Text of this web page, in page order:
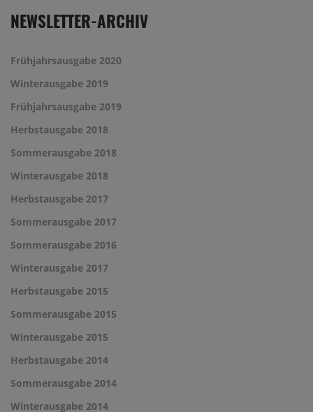
NEWSLETTER-ARCHIV
Frühjahrsausgabe 2020
Winterausgabe 2019
Frühjahrsausgabe 2019
Herbstausgabe 2018
Sommerausgabe 2018
Winterausgabe 2018
Herbstausgabe 2017
Sommerausgabe 2017
Sommerausgabe 2016
Winterausgabe 2017
Herbstausgabe 2015
Sommerausgabe 2015
Winterausgabe 2015
Herbstausgabe 2014
Sommerausgabe 2014
Winterausgabe 2014